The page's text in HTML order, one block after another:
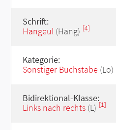
Schrift:
Hangeul(Hang) [4]
Kategorie:
Sonstiger Buchstabe (Lo)
Bidirektional-Klasse:
Links nach rechts(L) [1]